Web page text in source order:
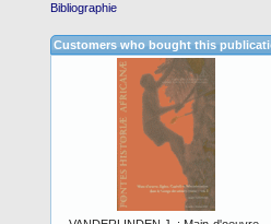
Bibliographie
Customers who bought this